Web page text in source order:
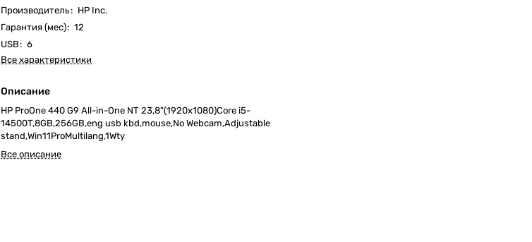
Производитель: HP Inc.
Гарантия (мес): 12
USB: 6
Все характеристики
Описание
HP ProOne 440 G9 All-in-One NT 23,8"(1920x1080)Core i5-
14500T,8GB,256GB,eng usb kbd,mouse,No Webcam,Adjustable
stand,Win11ProMultilang,1Wty
Все описание